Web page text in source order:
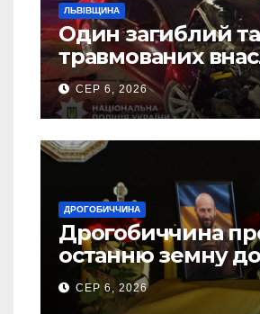
ЛЬВІВЩИНА
Один загиблий
травмованих
ДТП на
СЕР 6, 2026
ДРОГОБИЧЧИНА
Дрогобиччина
останню земну
свого Захисника
Торського
СЕР 6, 2026